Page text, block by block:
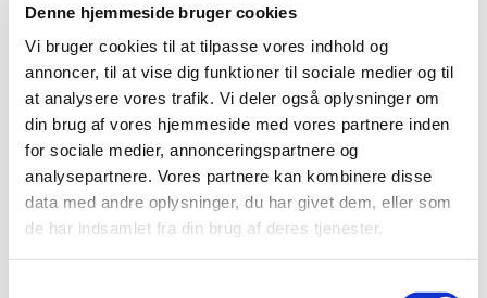
Denne hjemmeside bruger cookies
Vi bruger cookies til at tilpasse vores indhold og
annoncer, til at vise dig funktioner til sociale medier og til
at analysere vores trafik. Vi deler også oplysninger om
din brug af vores hjemmeside med vores partnere inden
for sociale medier, annonceringspartnere og
analysepartnere. Vores partnere kan kombinere disse
data med andre oplysninger, du har givet dem, eller som
de har indsamlet fra din brug af deres tjenester.
dronningens flag
DØBEFONTENer et smedejernsarbejde fra begyndelsen
af 1500-tallet, og fadet er fremstillet af malm.
EPITAFIERNEer gravminder fra 1600-tallet og første
halvdel af 1700-tallet over folk, der er ble­vet begravet i
kirken. De fremstiller eller beskriver borgmestre,
handelsmænd og andre betydnings­fulde Aarhusborgere
med deres familier. Mange blev begravet under
kirkegulvet, og da man ud­gravede Kryptkirken i 1956,
fandt man spor efter en begravelsesplads fra 1600-
1700-tallet.
ORGLET(år 1962) blev bygget med 36 stemmer af
geri. Det blev restaureret i 1978 og igen i 1991 af Mar­